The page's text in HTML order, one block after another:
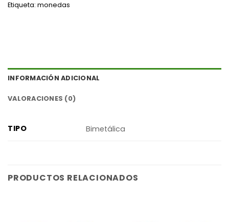
Etiqueta: monedas
INFORMACIÓN ADICIONAL
VALORACIONES (0)
TIPO Bimetálica
PRODUCTOS RELACIONADOS